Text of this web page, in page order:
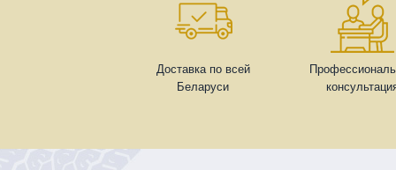
Доставка по всей
Беларуси